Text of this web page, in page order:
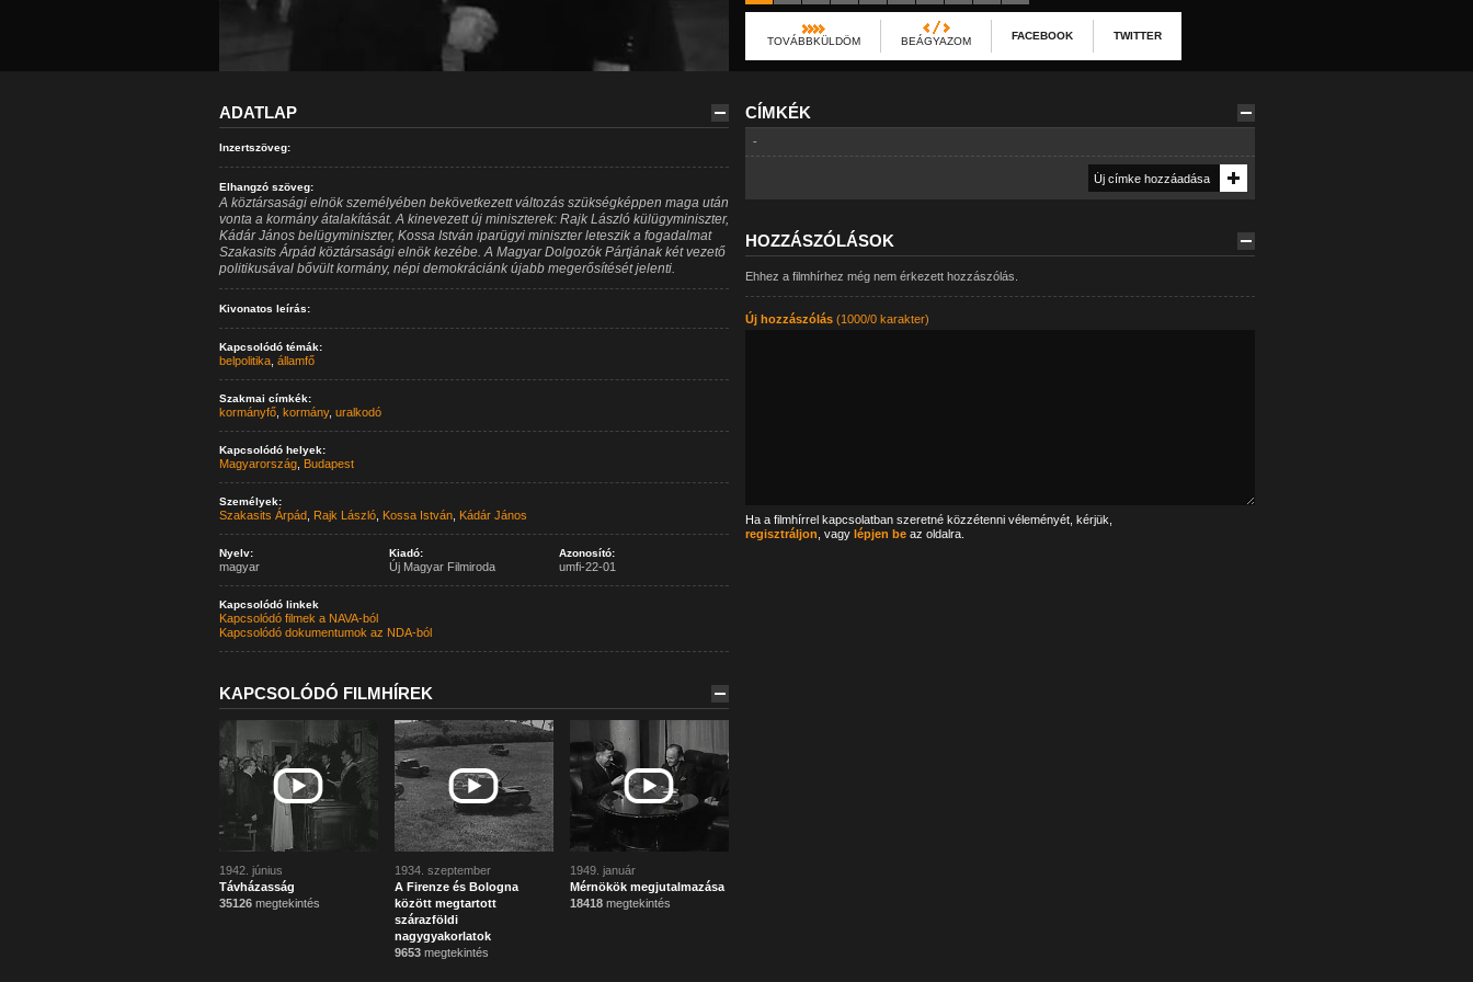
TOVÁBBKÜLDÖM BEÁGYAZOM FACEBOOK TWITTER
ADATLAP
Inzertszöveg:
Elhangzó szöveg:
A köztársasági elnök személyében bekövetkezett változás szükségképpen maga után
vonta a kormány átalakítását. A kinevezett új miniszterek: Rajk László külügyminiszter,
Kádár János belügyminiszter, Kossa István iparügyi miniszter leteszik a fogadalmat
Szakasits Árpád köztársasági elnök kezébe. A Magyar Dolgozók Pártjának két vezető
politikusával bővült kormány, népi demokráciánk újabb megerősítését jelenti.
Kivonatos leírás:
Kapcsolódó témák:
belpolitika, államfő
Szakmai címkék:
kormányfő, kormány, uralkodó
Kapcsolódó helyek:
Magyarország, Budapest
Személyek:
Szakasits Árpád, Rajk László, Kossa István, Kádár János
Nyelv:
magyar
Kiadó:
Új Magyar Filmiroda
Azonosító:
umfi-22-01
Kapcsolódó linkek
Kapcsolódó filmek a NAVA-ból
Kapcsolódó dokumentumok az NDA-ból
KAPCSOLÓDÓ FILMHÍREK
1942. június
Távházasság
35126megtekintés
1934. szeptember
A Firenze és Bologna
között megtartott
szárazföldi
nagygyakorlatok
9653megtekintés
1949. január
Mérnökök megjutalmazása
18418megtekintés
CÍMKÉK
-
HOZZÁSZÓLÁSOK
Ehhez a filmhírhez még nem érkezett hozzászólás.
Új hozzászólás(1000/0 karakter)
Ha a filmhírrel kapcsolatban szeretné közzétenni véleményét, kérjük,
regisztráljon , vagy lépjen beaz oldalra.